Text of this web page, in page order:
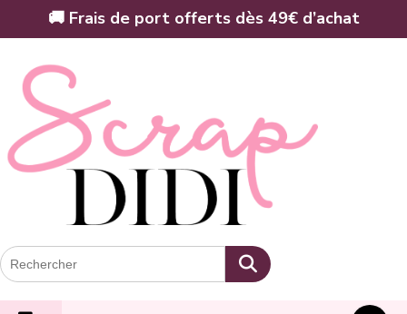
🚚 Frais de port offerts dès 49€ d’achat